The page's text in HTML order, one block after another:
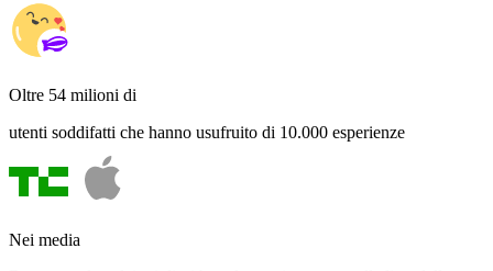
Oltre 54 milioni di
utenti soddifatti che hanno usufruito di 10.000 esperienze
Nei media